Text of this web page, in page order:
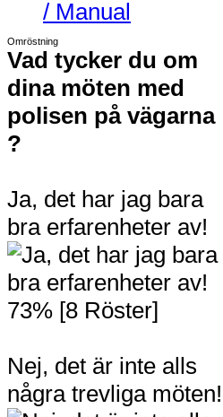
/ Manual
Omröstning
Vad tycker du om
dina möten med
polisen på vägarna
?
Ja, det har jag bara
bra erfarenheter av!
73% [8 Röster]
Nej, det är inte alls
några trevliga möten!